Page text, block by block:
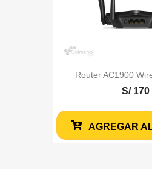
Router AC1900
S/ 170
AGREGAR